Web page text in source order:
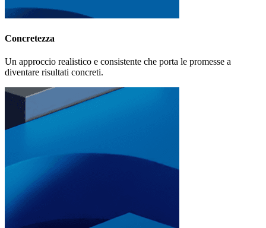
Concretezza
Un approccio realistico e consistente che porta le promesse a
diventare risultati concreti.